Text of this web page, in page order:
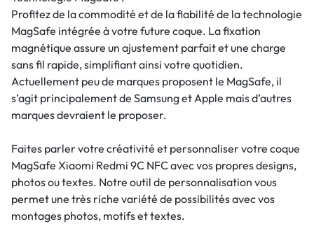
Profitez de la commodité et de la fiabilité de la technologie
MagSafe intégrée à votre future coque. La fixation
magnétique assure un ajustement parfait et une charge
sans fil rapide, simplifiant ainsi votre quotidien.
Actuellement peu de marques proposent le MagSafe, il
s’agit principalement de Samsung et Apple mais d’autres
marques devraient le proposer.
Faites parler votre créativité et personnaliser votre coque
MagSafe Xiaomi Redmi 9C NFC avec vos propres designs,
photos ou textes. Notre outil de personnalisation vous
permet une très riche variété de possibilités avec vos
montages photos, motifs et textes.